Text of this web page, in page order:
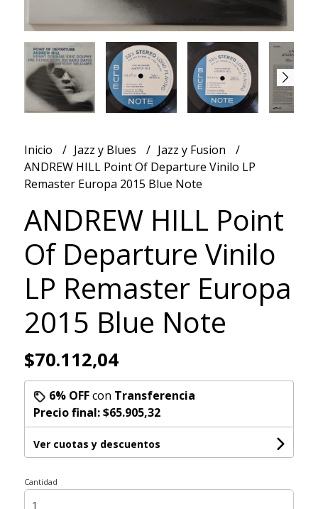
Inicio Jazz y Blues
Jazz y Fusion
ANDREW HILL Point Of Departure Vinilo LP
Remaster Europa 2015 Blue Note
ANDREW HILL Point
Of Departure Vinilo
LP Remaster Europa
2015 Blue Note
$70.112,04
6% OFFcon Transferencia
Precio final:$65.905,32
Ver cuotas y descuentos
Cantidad